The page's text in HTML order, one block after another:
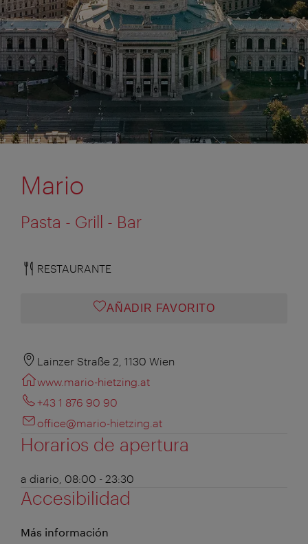
Mario
Pasta - Grill - Bar
RESTAURANTE
AÑADIR FAVORITO
Lainzer Straße 2, 1130 Wien
www.mario-hietzing.at
+43 1 876 90 90
office@mario-hietzing.at
Horarios de apertura
a diario, 08:00 - 23:30
Accesibilidad
Más información